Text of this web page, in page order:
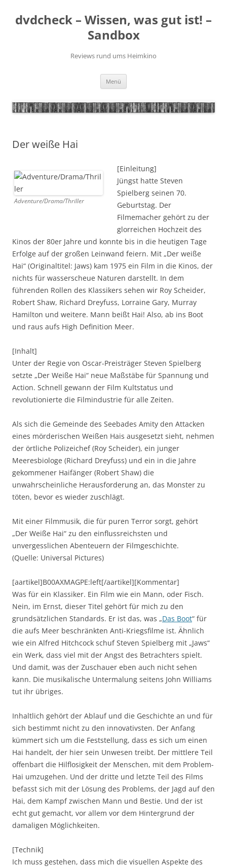
springen
dvdcheck – Wissen, was gut ist! –
Sandbox
Reviews rund ums Heimkino
Menü
Der weiße Hai
Adventure/Drama/Thriller
[Einleitung]
Jüngst hatte Steven
Spielberg seinen 70.
Geburtstag. Der
Filmemacher gehört zu der
glorreichen Hochzeit des
Kinos der 80er Jahre und konnte bis in die heutigen Tage
Erfolge auf der großen Leinwand feiern. Mit „Der weiße
Hai“ (Originaltitel: Jaws) kam 1975 ein Film in die Kinos, der
nichts für wasserscheue Naturen darstellt. In dem
führenden Rollen des Klassikers sehen wir Roy Scheider,
Robert Shaw, Richard Dreyfuss, Lorraine Gary, Murray
Hamilton und weitere. Mann beißt Hai! Also, ab ins Boot
und raus aufs High Definition Meer.
[Inhalt]
Unter der Regie von Oscar-Preisträger Steven Spielberg
setzte „Der Weiße Hai“ neue Maßstäbe für Spannung und
Action. Schnell gewann der Film Kultstatus und
revolutionierte die Filmindustrie für alle Zeiten.
Als sich die Gemeinde des Seebades Amity den Attacken
eines mörderischen Weißen Hais ausgesetzt sieht, nehmen
der örtliche Polizeichef (Roy Scheider), ein junger
Meeresbiologe (Richard Dreyfuss) und ein in die Jahre
gekommener Haifänger (Robert Shaw) die
unwahrscheinliche Herausforderung an, das Monster zu
töten, bevor es wieder zuschlägt.
Mit einer Filmmusik, die für puren Terror sorgt, gehört
„Der Weiße Hai“ zu den einflussreichsten und
unvergesslichen Abenteuern der Filmgeschichte.
(Quelle: Universal Pictures)
[aartikel]B00AXMAGPE:left[/aartikel][Kommentar]
Was für ein Klassiker. Ein Film wie ein Mann, oder Fisch.
Nein, im Ernst, dieser Titel gehört für mich zu den
grundsätzlichen Standards. Er ist das, was „Das Boot“ für
die aufs Meer beschränkten Anti-Kriegsfilme ist. Ähnlich
wie ein Alfred Hitchcock schuf Steven Spielberg mit „Jaws“
ein Werk, dass viel mit der Angst des Betrachters spielt.
Und damit, was der Zuschauer eben auch nicht sehen
kann. Die musikalische Untermalung seitens John Williams
tut ihr übriges.
Inhaltlich gehört der Ablauf und die Geschichte an und für
sich bestimmt nicht zu den innovativsten. Der Anfang
kümmert sich um die Feststellung, dass es sich um einen
Hai handelt, der hier sein Unwesen treibt. Der mittlere Teil
offenbart die Hilflosigkeit der Menschen, mit dem Problem-
Hai umzugehen. Und der dritte und letzte Teil des Films
befasst sich mit der Lösung des Problems, der Jagd auf den
Hai, dem Kampf zwischen Mann und Bestie. Und der ist
echt gut gemacht, vor allem vor dem Hintergrund der
damaligen Möglichkeiten.
[Technik]
Ich muss gestehen, dass mich die visuellen Aspekte des